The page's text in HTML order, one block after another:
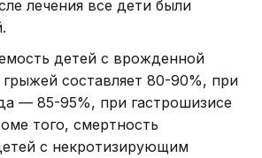
лечения все дети были
детей с врожденной
составляет 80-90%, при
— 85-95%, при гастрошизисе
того, смертность
с некротизирующим